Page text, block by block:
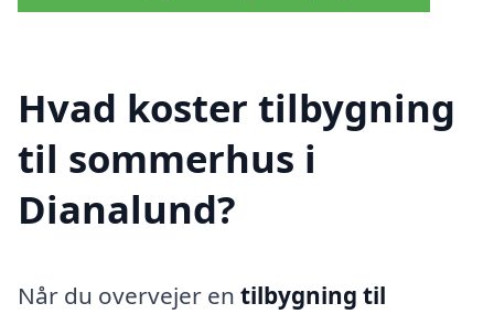
Hvad koster tilbygning
til sommerhus i
Dianalund?
Når du overvejer en tilbygning til